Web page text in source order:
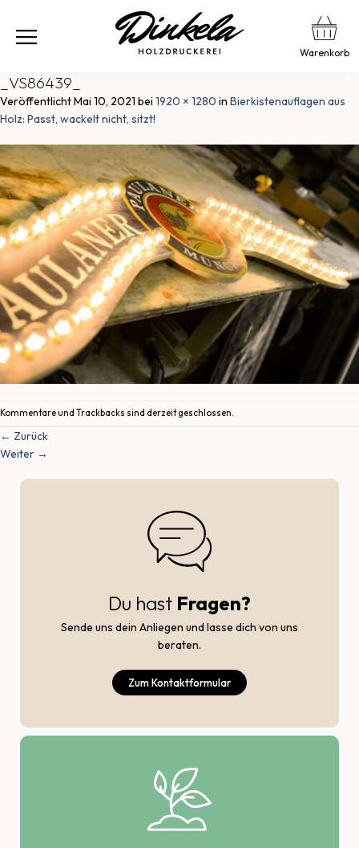
Warenkorb
_VS86439_
VeröffentlichtMai 10, 2021 bei 1920 × 1280 in Bierkistenauflagen aus
Holz: Passt, wackelt nicht, sitzt!
Kommentare und Trackbacks sind derzeit geschlossen.
← Zurück
Weiter →
Du hast Fragen?
Sende uns dein Anliegen und lasse dich von uns
beraten.
Zum Kontaktformular